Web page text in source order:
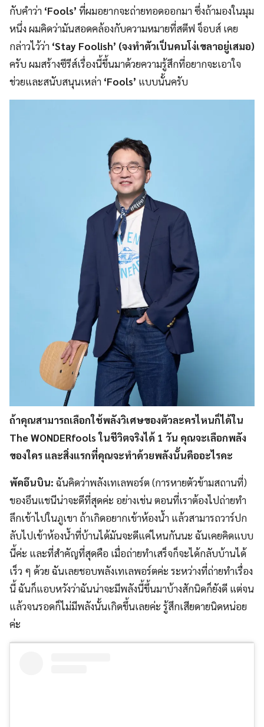
กับคำว่า ‘Fools’ ที่ผมอยากจะถ่ายทอดออกมา ซึ่งถ้ามองในมุม
หนึ่ง ผมคิดว่ามันสอดคล้องกับความหมายที่สตีฟ จ็อบส์ เคย
กล่าวไว้ว่า ‘Stay Foolish’ (จงทำตัวเป็นคนโง่เขลาอยู่เสมอ)
ครับ ผมสร้างซีรีส์เรื่องนี้ขึ้นมาด้วยความรู้สึกที่อยากจะเอาใจ
ช่วยและสนับสนุนเหล่า ‘Fools’ แบบนั้นครับ
ถ้าคุณสามารถเลือกใช้พลังวิเศษของตัวละครไหนก็ได้ใน
The WONDERfools ในชีวิตจริงได้ 1 วัน คุณจะเลือกพลัง
ของใคร และสิ่งแรกที่คุณจะทำด้วยพลังนั้นคืออะไรคะ
พัคอึนบิน: ฉันคิดว่าพลังเทเลพอร์ต (การหายตัวข้ามสถานที่)
ของอึนแชนีน่าจะดีที่สุดค่ะ อย่างเช่น ตอนที่เราต้องไปถ่ายทำ
ลึกเข้าไปในภูเขา ถ้าเกิดอยากเข้าห้องน้ำ แล้วสามารถวาร์ปก
ลับไปเข้าห้องน้ำที่บ้านได้มันจะดีแค่ไหนกันนะ ฉันเคยคิดแบบ
นี้ค่ะ และที่สำคัญที่สุดคือ เมื่อถ่ายทำเสร็จก็จะได้กลับบ้านได้
เร็ว ๆ ด้วย ฉันเลยชอบพลังเทเลพอร์ตค่ะ ระหว่างที่ถ่ายทำเรื่อง
นี้ ฉันก็แอบหวังว่าฉันน่าจะมีพลังนี้ขึ้นมาบ้างสักนิดก็ยังดี แต่จน
แล้วจนรอดก็ไม่มีพลังนั้นเกิดขึ้นเลยค่ะ รู้สึกเสียดายนิดหน่อย
ค่ะ